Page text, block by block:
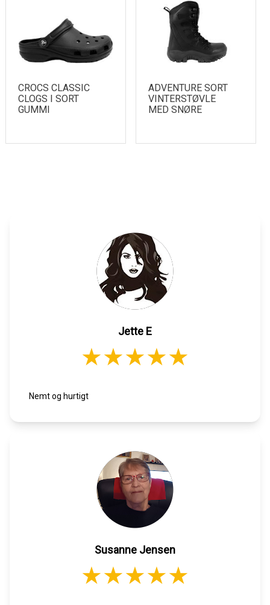
CROCS CLASSIC
CLOGS I SORT
GUMMI
ADVENTURE SORT
VINTERSTØVLE
MED SNØRE
Jette E
Nemt og hurtigt
Susanne Jensen